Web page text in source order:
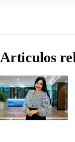
Articulos